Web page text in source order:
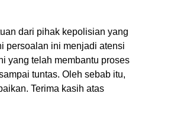
dari pihak kepolisian yang
persoalan ini menjadi atensi
yang telah membantu proses
tuntas. Oleh sebab itu,
Terima kasih atas